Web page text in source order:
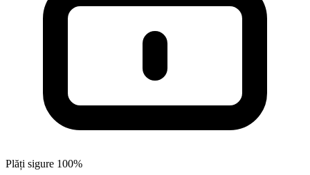
Plăți sigure 100%